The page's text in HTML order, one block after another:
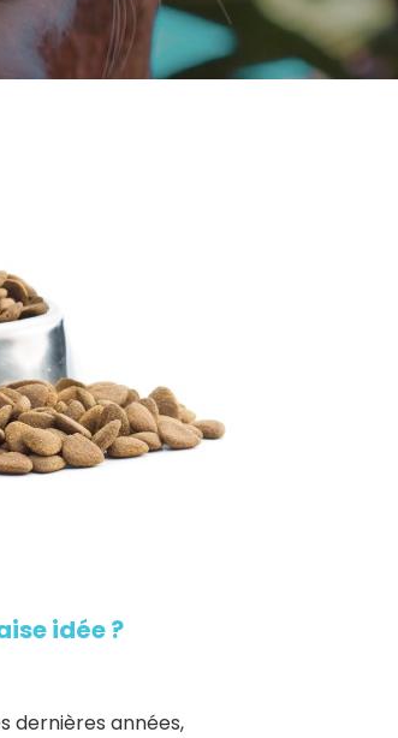
idée ?
dernières années,